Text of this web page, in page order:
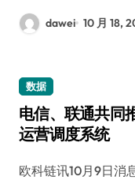
dawei 10 月 18,
数据
电信、联通共同
运营调度系统
欧科链讯10月9日